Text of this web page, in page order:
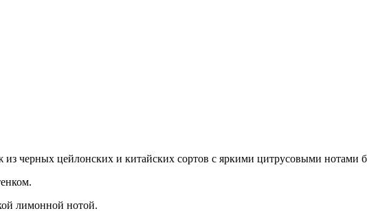
черных цейлонских и китайских сортов с яркими цитрусовыми нотами
лимонной нотой.